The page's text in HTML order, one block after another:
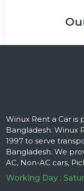
Winux Rent a Car is
Bangladesh. Winux
1997 to serve
Bangladesh. We
AC, Non-AC cars,
Working Day :